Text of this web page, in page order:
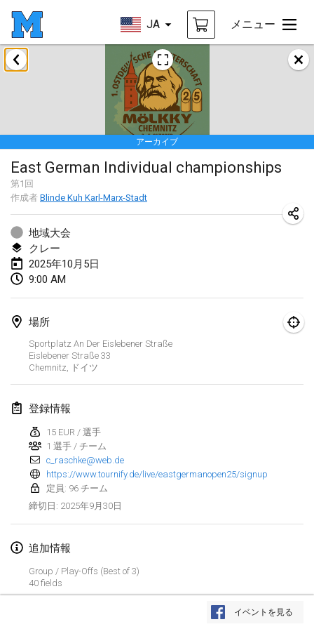
JA メニュー
リストを表示
アーカイブ
East German Individual championships
第1 回
作成者 Blinde Kuh Karl-Marx-Stadt
地域大会
クレー
2025年10月5日
9:00 AM
場所
Sportplatz An Der Eislebener Straße
Eislebener Straße 33
Chemnitz
ドイツ
登録情報
15 EUR / 選手
1 選手 / チーム
c_raschke@web.de
https://www.tournify.de/live/eastgermanopen25/signup
定員: 96 チーム
締切日 : 2025年9月30日
追加情報
Group / Play-Offs (Best of 3)
40 fields
イベントを見る
2025年1月
Tournoi Mixte ASPTTOM
| フランス
Indoor Polish Open 2025 - Singles
2025年1月18日|ポーランド
Tournoi de St Max
2025年1月19日|フランス
Indoor Polish Open 2025 - Doubles
2025年1月19日
Tournoi de Mölkky - Lesfous Dubâtonvaigeois
2025年1月25日
2025年2月
US Mölkky Winter
2025年2月7日
Open des vendanges tardives
2025年2月8日
Indoor de la CASAS
2025年2月15日|フランス
2025年2月15日
Warm-up EM Indoor